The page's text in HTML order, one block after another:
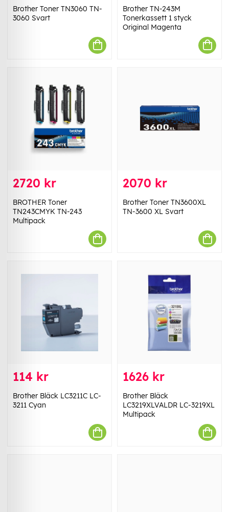
Brother Toner TN3060 TN-
3060 Svart
Brother TN-243M
Tonerkassett 1 styck
Original Magenta
2720 kr
BROTHER Toner
TN243CMYK TN-243
Multipack
2070 kr
Brother Toner TN3600XL
TN-3600 XL Svart
114 kr
Brother Bläck LC3211C LC-
3211 Cyan
1626 kr
Brother Bläck
LC3219XLVALDR LC-3219XL
Multipack